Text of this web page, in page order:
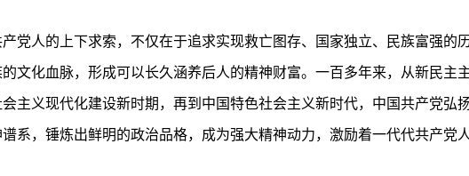
产党人的上下求索，不仅在于追求实现救亡图存、国家独立、民族富强的
的文化血脉，形成可以长久涵养后人的精神财富。一百多年来，从新民主
主义现代化建设新时期，再到中国特色社会主义新时代，中国共产党弘
系，锤炼出鲜明的政治品格，成为强大精神动力，激励着一代代共产党